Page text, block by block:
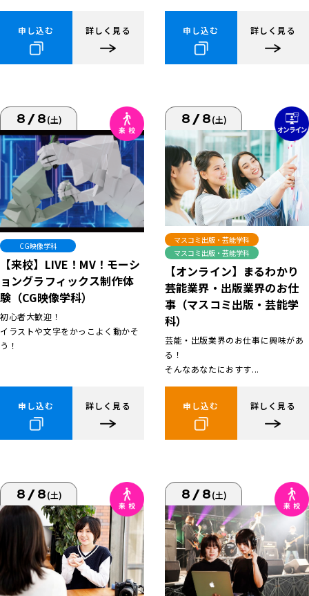
申し込む 詳しく見る 申し込む 詳しく見る
8/8(土)
CG映像学科
【来校】LIVE！MV！モーシ
ョングラフィックス制作体
験（CG映像学科）
初心者大歓迎！
イラストや文字をかっこよく動かそ
う！
申し込む 詳しく見る
8/8(土)
マスコミ出版・芸能学科
マスコミ出版・芸能学科
【オンライン】まるわかり
芸能業界・出版業界のお仕
事（マスコミ出版・芸能学
科）
芸能・出版業界のお仕事に興味があ
る！
そんなあなたにおすす...
申し込む 詳しく見る
8/8(土) 8/8(土)